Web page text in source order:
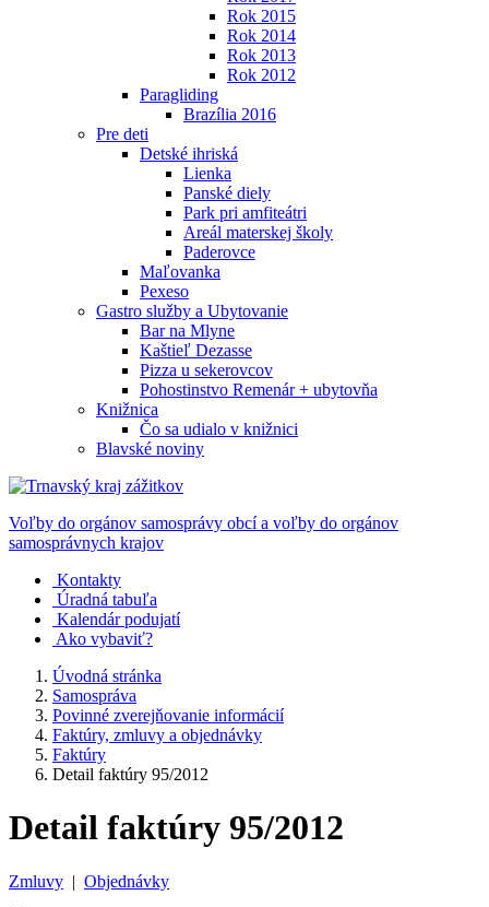
Rok 2015
Rok 2014
Rok 2013
Rok 2012
Paragliding
Brazília 2016
Pre deti
Detské ihriská
Lienka
Panské diely
Park pri amfiteátri
Areál materskej školy
Paderovce
Maľovanka
Pexeso
Gastro služby a Ubytovanie
Bar na Mlyne
Kaštieľ Dezasse
Pizza u sekerovcov
Pohostinstvo Remenár + ubytovňa
Knižnica
Čo sa udialo v knižnici
Blavské noviny
Voľby do orgánov samosprávy obcí a voľby do orgánov
samosprávnych krajov
Kontakty
Úradná tabuľa
Kalendár podujatí
Ako vybaviť?
Úvodná stránka
Samospráva
Povinné zverejňovanie informácií
Faktúry, zmluvy a objednávky
Faktúry
Detail faktúry 95/2012
Detail faktúry 95/2012
Zmluvy | Objednávky